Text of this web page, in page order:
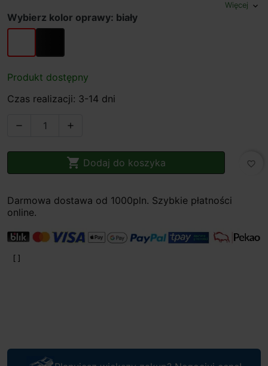
Więcej expand_more
Wybierz kolor oprawy: biały
biały czarny
Produkt dostępny
Czas realizacji: 3-14 dni
 
 Dodaj do koszyka favorite_border
Darmowa dostawa od 1000pln. Szybkie płatności
online.